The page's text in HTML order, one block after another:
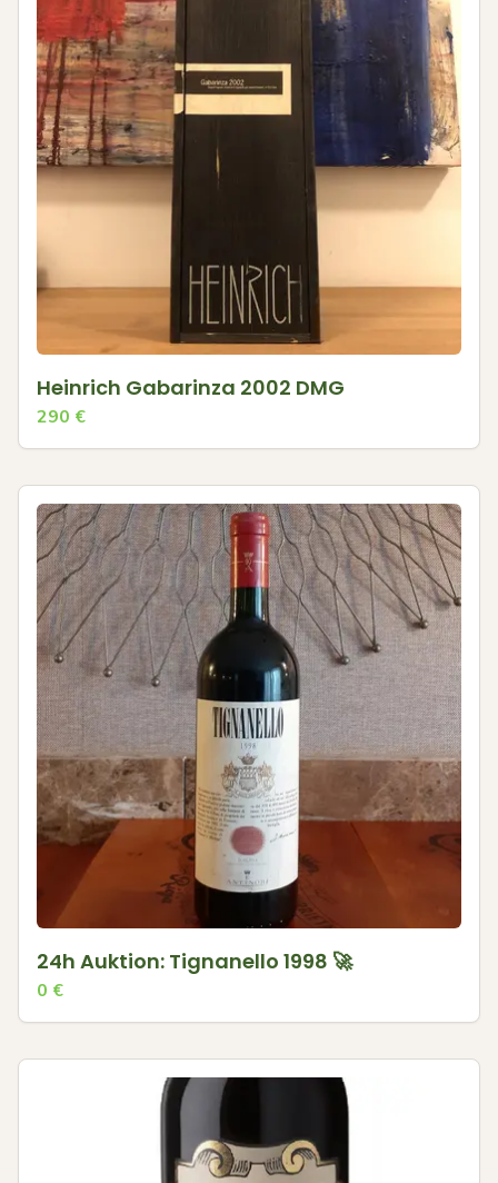
Heinrich Gabarinza 2002 DMG
290 €
24h Auktion: Tignanello 1998 🚀
0 €